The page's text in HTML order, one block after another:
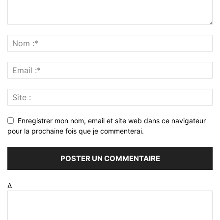
Enregistrer mon nom, email et site web dans ce navigateur
pour la prochaine fois que je commenterai.
Δ